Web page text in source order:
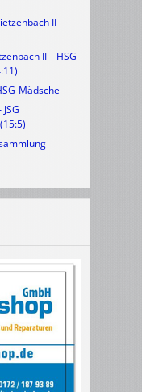
II
II – HSG
Mädsche